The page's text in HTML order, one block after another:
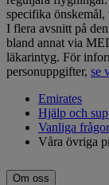
specifika
I flera avsnitt på
bland annat via
läkarintyg. För
personuppgifter, se
Emirates
Hjälp och
Vanliga frågor
Våra övriga
Om oss